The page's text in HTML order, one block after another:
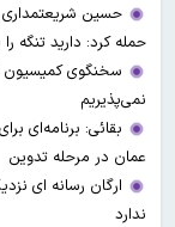
حسین شریعتمداری
حمله کرد: دارید تنگه
سخنگوی کمیسیون
نمی‌پذیریم
بقائی: برنامه‌ای
عمان در مرحله تدوین
ارگان رسانه ای
ندارد